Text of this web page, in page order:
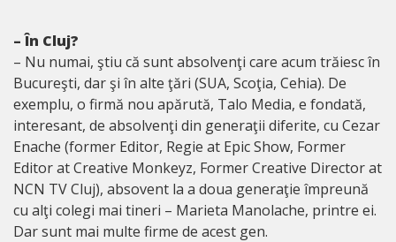
– În Cluj?
– Nu numai, ştiu că sunt absolvenţi care acum trăiesc în
Bucureşti, dar şi în alte ţări (SUA, Scoţia, Cehia). De
exemplu, o firmă nou apărută, Talo Media, e fondată,
interesant, de absolvenţi din generaţii diferite, cu Cezar
Enache (former Editor, Regie at Epic Show, Former
Editor at Creative Monkeyz, Former Creative Director at
NCN TV Cluj), absovent la a doua generaţie împreună
cu alţi colegi mai tineri – Marieta Manolache, printre ei.
Dar sunt mai multe firme de acest gen.